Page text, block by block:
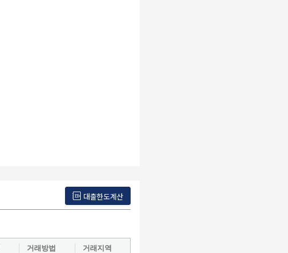
대출한도계산
거래방법 거래지역